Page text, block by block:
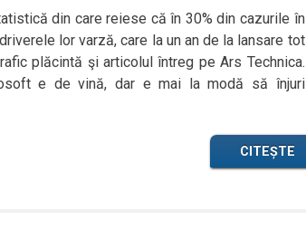
din care reiese că în 30% din cazurile în
lor varză, care la un an de la lansare tot
plăcintă şi articolul întreg pe Ars Technica.
e de vină, dar e mai la modă să înjuri
CITEȘTE